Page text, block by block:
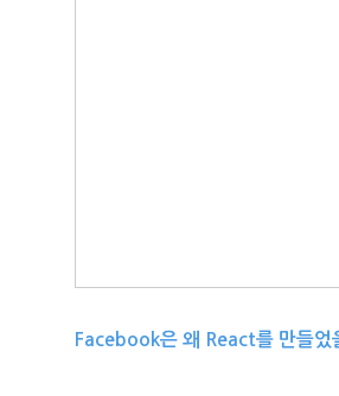
Facebook은 왜 React를 만들었